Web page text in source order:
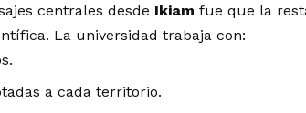
centrales desde Ikiam fue que la
La universidad trabaja con:
a cada territorio.